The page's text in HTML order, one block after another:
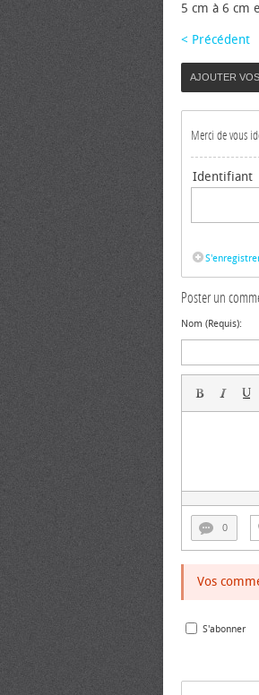
5 cm à 6 cm
< Précédent
AJOUTER
Merci de vous
Identifiant
Poster un
Nom (Requis):
0
Vos
S'abonner